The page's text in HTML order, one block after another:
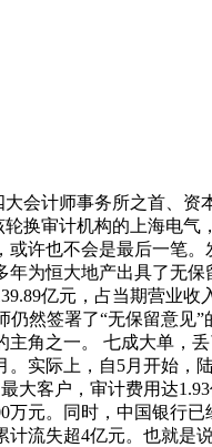
会计师事务所之首、
换审计机构的上海电
许也不会是最后一笔
为恒大地产出具了无
亿元，占当期营业收
然签署了“无保留意见
角之一。 七成大单，
实际上，自5月开始，
大客户，审计费用达
元。同时，中国银行
流失超4亿元。也就